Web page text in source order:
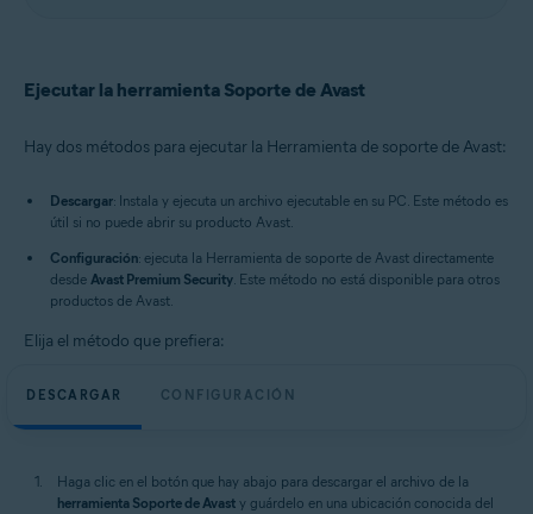
Ejecutar la herramienta Soporte de Avast
Hay dos métodos para ejecutar la Herramienta de soporte de Avast:
Descargar: Instala y ejecuta un archivo ejecutable en su PC. Este método es
útil si no puede abrir su producto Avast.
Configuración: ejecuta la Herramienta de soporte de Avast directamente
desde Avast Premium Security. Este método no está disponible para otros
productos de Avast.
Elija el método que prefiera:
DESCARGAR CONFIGURACIÓN
Haga clic en el botón que hay abajo para descargar el archivo de la
herramienta Soporte de Avast y guárdelo en una ubicación conocida del